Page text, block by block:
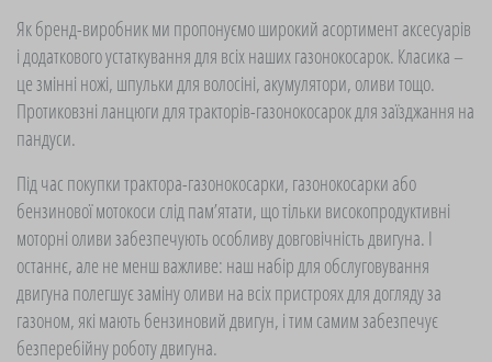
Як бренд-виробник ми пропонуємо широкий асортимент аксесуарів
і додаткового устаткування для всіх наших газонокосарок. Класика –
це змінні ножі, шпульки для волосіні, акумулятори, оливи тощо.
Протиковзні ланцюги для тракторів-газонокосарок для заїзджання на
пандуси.
Під час покупки трактора-газонокосарки, газонокосарки або
бензинової мотокоси слід пам’ятати, що тільки високопродуктивні
моторні оливи забезпечують особливу довговічність двигуна. І
останнє, але не менш важливе: наш набір для обслуговування
двигуна полегшує заміну оливи на всіх пристроях для догляду за
газоном, які мають бензиновий двигун, і тим самим забезпечує
безперебійну роботу двигуна.